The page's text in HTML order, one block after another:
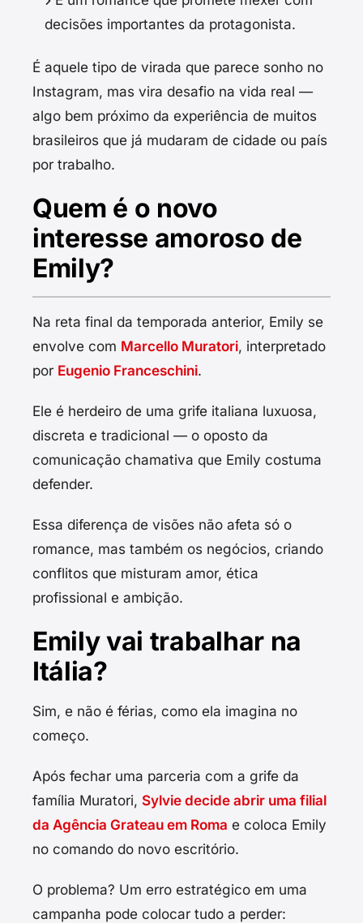
decisões importantes da protagonista.
É aquele tipo de virada que parece sonho no
Instagram, mas vira desafio na vida real —
algo bem próximo da experiência de muitos
brasileiros que já mudaram de cidade ou país
por trabalho.
Quem é o novo
interesse amoroso de
Emily?
Na reta final da temporada anterior, Emily se
envolve com Marcello Muratori, interpretado
por Eugenio Franceschini.
Ele é herdeiro de uma grife italiana luxuosa,
discreta e tradicional — o oposto da
comunicação chamativa que Emily costuma
defender.
Essa diferença de visões não afeta só o
romance, mas também os negócios, criando
conflitos que misturam amor, ética
profissional e ambição.
Emily vai trabalhar na
Itália?
Sim, e não é férias, como ela imagina no
começo.
Após fechar uma parceria com a grife da
família Muratori, Sylvie decide abrir uma filial
da Agência Grateau em Roma e coloca Emily
no comando do novo escritório.
O problema? Um erro estratégico em uma
campanha pode colocar tudo a perder: